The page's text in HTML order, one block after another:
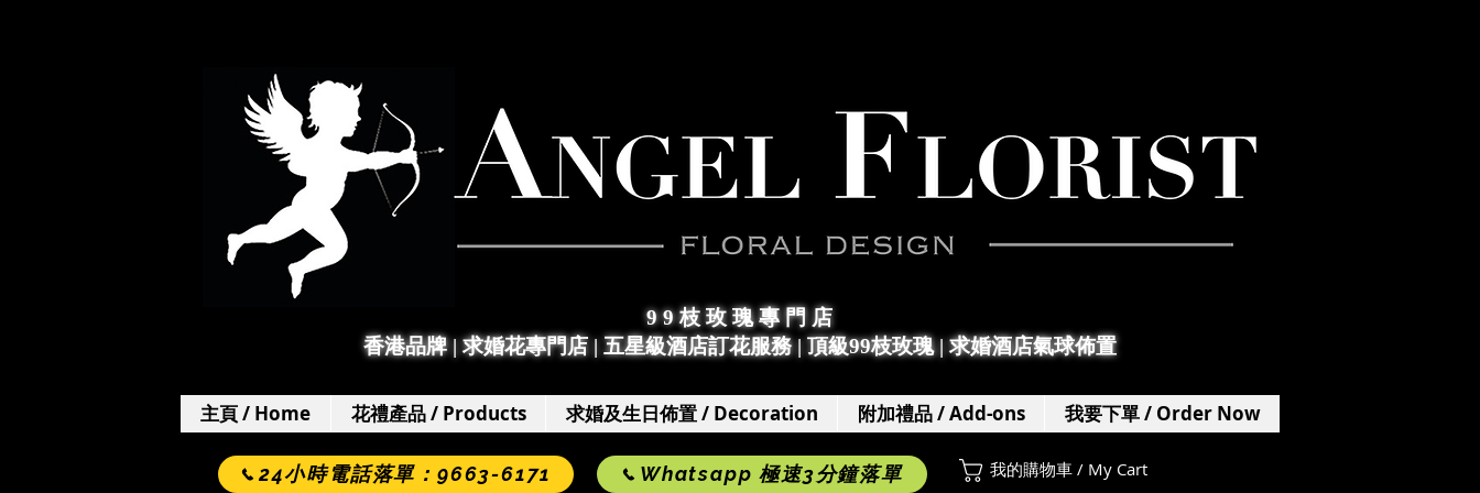
9 9 枝 玫 瑰 專 門 店
香港品牌 | 求婚花專門店| 五星級酒店訂花服務 | 頂級99枝玫瑰 |求婚酒店氣球佈置
主頁 / Home 花禮產品 / Products 求婚及生日佈置 / Decoration 附加禮品 / Add-ons 我要下單 / Order Now
24小時電話落單：9663-6171 Whatsapp 極速3分鐘落單 我的購物車 / My Cart